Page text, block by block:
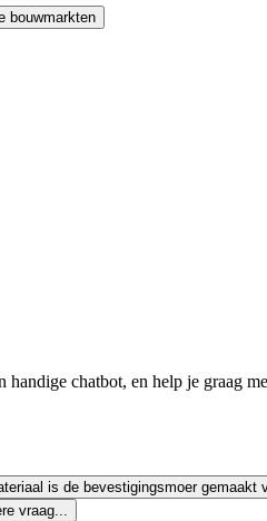
bouwmarkten
chatbot, en help je graag
is de bevestigingsmoer gemaakt
vraag...